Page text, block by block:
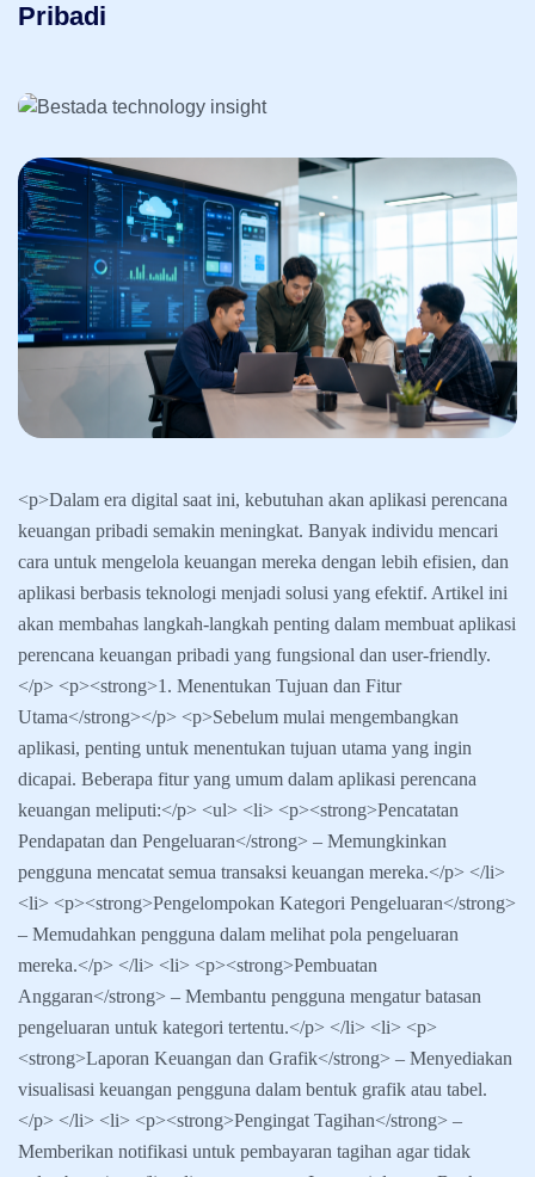
Pribadi
<p>Dalam era digital saat ini, kebutuhan akan aplikasi perencana
keuangan pribadi semakin meningkat. Banyak individu mencari
cara untuk mengelola keuangan mereka dengan lebih efisien, dan
aplikasi berbasis teknologi menjadi solusi yang efektif. Artikel ini
akan membahas langkah-langkah penting dalam membuat aplikasi
perencana keuangan pribadi yang fungsional dan user-friendly.
</p> <p><strong>1. Menentukan Tujuan dan Fitur
Utama</strong></p> <p>Sebelum mulai mengembangkan
aplikasi, penting untuk menentukan tujuan utama yang ingin
dicapai. Beberapa fitur yang umum dalam aplikasi perencana
keuangan meliputi:</p> <ul> <li> <p><strong>Pencatatan
Pendapatan dan Pengeluaran</strong> – Memungkinkan
pengguna mencatat semua transaksi keuangan mereka.</p> </li>
<li> <p><strong>Pengelompokan Kategori Pengeluaran</strong>
– Memudahkan pengguna dalam melihat pola pengeluaran
mereka.</p> </li> <li> <p><strong>Pembuatan
Anggaran</strong> – Membantu pengguna mengatur batasan
pengeluaran untuk kategori tertentu.</p> </li> <li> <p>
<strong>Laporan Keuangan dan Grafik</strong> – Menyediakan
visualisasi keuangan pengguna dalam bentuk grafik atau tabel.
</p> </li> <li> <p><strong>Pengingat Tagihan</strong> –
Memberikan notifikasi untuk pembayaran tagihan agar tidak